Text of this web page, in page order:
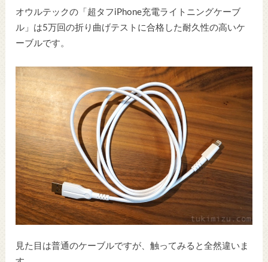
オウルテックの「超タフiPhone充電ライトニングケーブ
ル」は5万回の折り曲げテストに合格した耐久性の高いケ
ーブルです。
見た目は普通のケーブルですが、触ってみると全然違いま